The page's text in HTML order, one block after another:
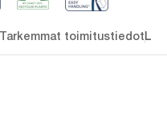
Tarkemmat toimitustiedot